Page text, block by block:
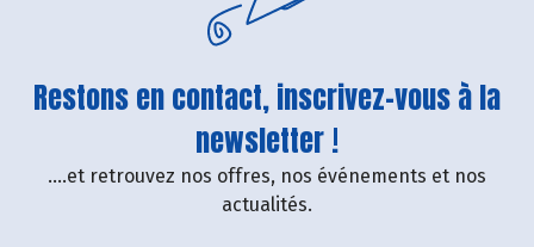
Restons en contact, inscrivez-vous à la
newsletter !
....et retrouvez nos offres, nos événements et nos
actualités.